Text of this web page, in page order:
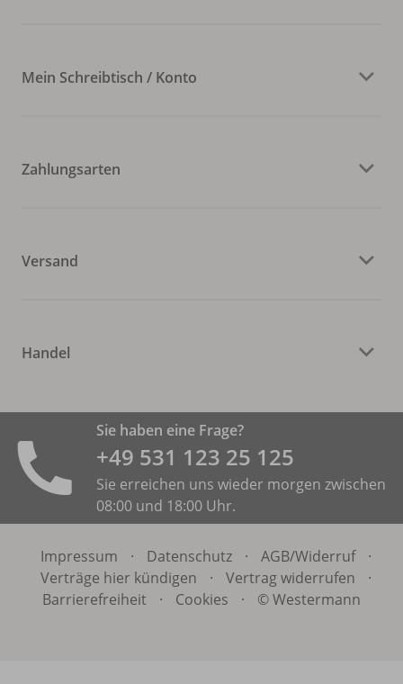
Mein Schreibtisch / Konto
Zahlungsarten
Versand
Handel
Sie haben eine Frage?
+49 531 ­123 25 125
Sie erreichen uns wieder morgen zwischen
08:00 und 18:00 Uhr.
Impressum · Datenschutz · AGB/Widerruf
·
Verträge hier kündigen
· Vertrag widerrufen
·
Barrierefreiheit
· Cookies · © Westermann